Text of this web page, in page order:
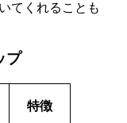
てくれることも
プ
特徴